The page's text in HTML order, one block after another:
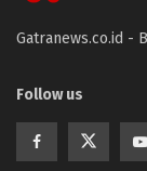
Gatranews.co.id -
Follow us